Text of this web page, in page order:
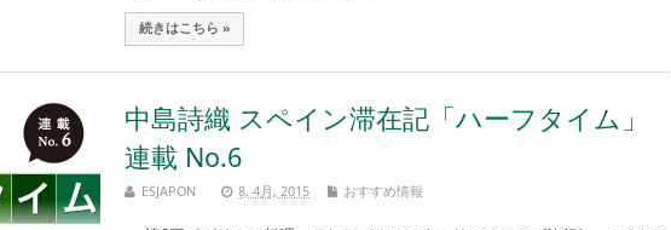
続きはこちら »
中島詩織 スペイン滞在記「ハーフタイム」
連載 No.6
ESJAPON 8, 4月, 2015 おすすめ情報